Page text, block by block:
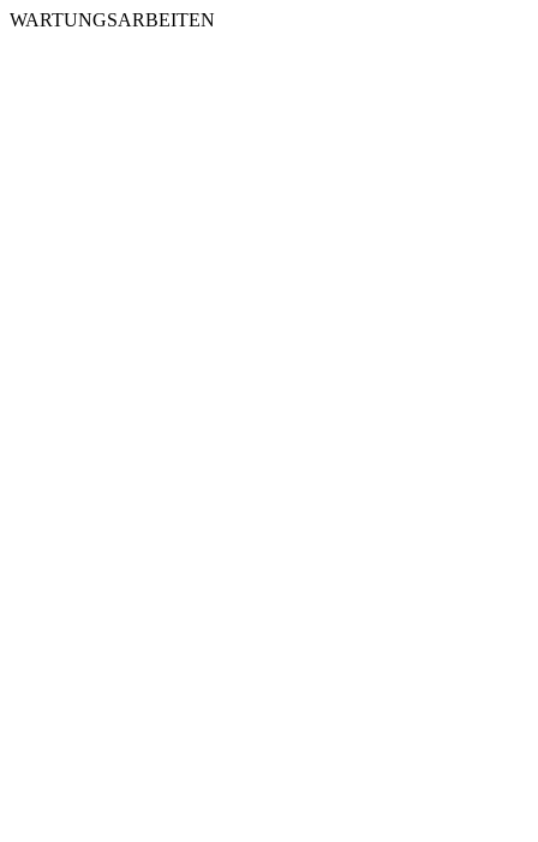
WARTUNGSARBEITEN